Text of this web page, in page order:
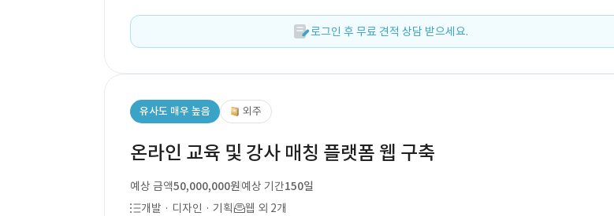
로그인 후 무료 견적 상담 받으세요.
유사도 매우 높음 외주
온라인 교육 및 강사 매칭 플랫폼 웹 구축
예상 금액50,000,000원예상 기간150일
개발 · 디자인 · 기획
웹 외 2개